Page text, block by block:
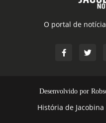
O portal de
Desenvolvido por
História de Jacobina